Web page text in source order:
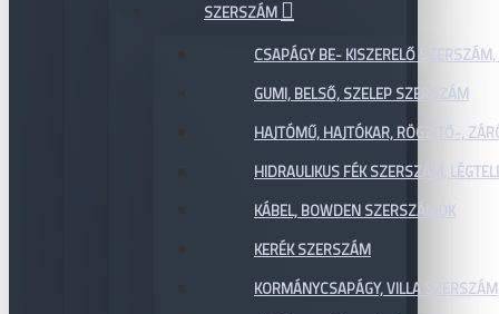
SZERSZÁM
CSAPÁGY BE- KISZERELŐ
GUMI, BELSŐ, SZELEP SZERSZÁM
HAJTÓMŰ, HAJTÓKAR, RÖGZÍTŐ-,
HIDRAULIKUS FÉK SZERSZÁM,
KÁBEL, BOWDEN SZERSZÁMOK
KERÉK SZERSZÁM
KORMÁNYCSAPÁGY, VILLA SZERSZÁM